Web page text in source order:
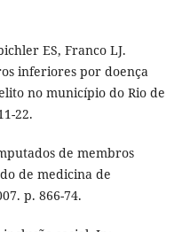
ES, Franco LJ.
inferiores por doença
no município do Rio de
22.
de membros
de medicina de
p. 866-74.